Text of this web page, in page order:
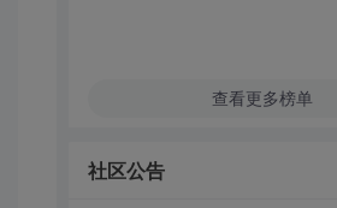
查看更多榜单
社区公告